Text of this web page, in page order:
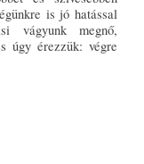
is jó hatással
vágyunk megnő,
úgy érezzük: végre